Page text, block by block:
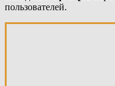
пользователей.